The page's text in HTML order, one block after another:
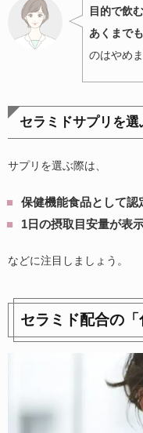
目的で飲
あくまで
のはやめ
セラミドサプリを選
サプリを選ぶ際は、
保健機能食品として認
1日の摂取目安量が表
などに注目しましょう。
セラミド配合の